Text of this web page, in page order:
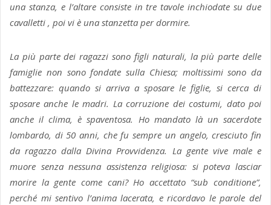
una stanza, e l’altare consiste in tre tavole inchiodate su due
cavalletti , poi vi è una stanzetta per dormire.
La più parte dei ragazzi sono figli naturali, la più parte delle
famiglie non sono fondate sulla Chiesa; moltissimi sono da
battezzare: quando si arriva a sposare le figlie, si cerca di
sposare anche le madri. La corruzione dei costumi, dato poi
anche il clima, è spaventosa. Ho mandato là un sacerdote
lombardo, di 50 anni, che fu sempre un angelo, cresciuto fin
da ragazzo dalla Divina Provvidenza. La gente vive male e
muore senza nessuna assistenza religiosa: si poteva lasciar
morire la gente come cani? Ho accettato “sub conditione”,
perché mi sentivo l’anima lacerata, e ricordavo le parole del